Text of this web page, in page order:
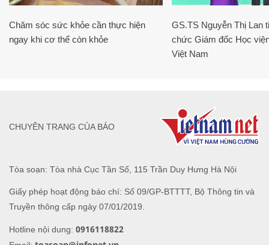
Chăm sóc sức khỏe cần thực hiện
ngay khi cơ thể còn khỏe
GS.TS Nguyễn Thị Lan
chức Giám đốc Học
Việt Nam
Tòa soạn: Tòa nhà Cục Tần Số, 115 Trần Duy Hưng Hà Nội
Giấy phép hoạt động báo chí: Số 09/GP-BTTTT, Bộ Thông tin và
Truyền thông cấp ngày 07/01/2019.
Hotline nội dung: 0916118822
CHUYÊN TRANG CỦA BÁO